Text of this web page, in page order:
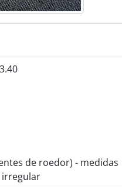
de roedor) - medidas